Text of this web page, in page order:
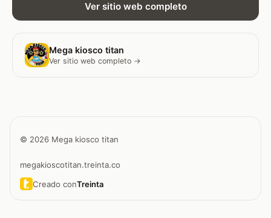
Ver sitio web completo
Mega kiosco titan
Ver sitio web completo →
© 2026 Mega kiosco titan
megakioscotitan.treinta.co
Creado conTreinta